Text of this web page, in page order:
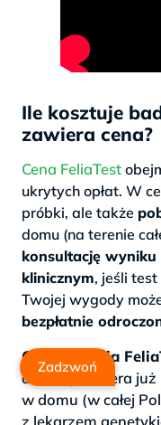
Ile kosztuje
zawiera cena?
Cena FeliaTest
ukrytych opłat. W
próbki, ale także
domu (na terenie
konsultację wyniku
klinicznym, jeśli
Twojej wygody
bezpłatnie
Cena badania
analizą zawiera już
w domu (w całej
z lekarzem
Zadzwoń